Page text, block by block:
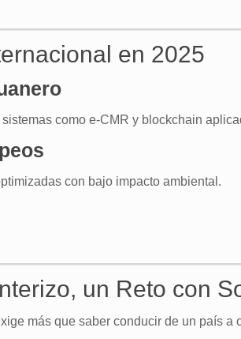
en 2025
como e-CMR y blockchain
con bajo impacto ambiental.
un Reto con
más que saber conducir de un país a